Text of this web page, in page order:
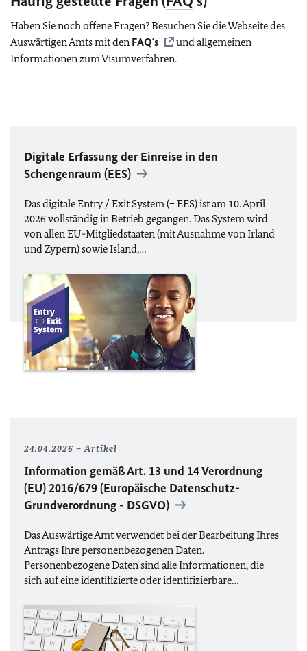
Haben Sie noch offene Fragen? Besuchen Sie die Webseite des
Auswärtigen Amts mit den FAQ´s
und allgemeinen
Informationen zum Visumverfahren.
Digitale Erfassung der Einreise in den
Schengenraum (EES)
Das digitale Entry / Exit System (=EES) ist am 10. April
2026 vollständig in Betrieb gegangen. Das System wird
von allenEU-Mitgliedstaaten (mit Ausnahme von Irland
und Zypern) sowie Island,…
24.04.2026 Artikel
Information gemäß Art. 13 und 14 Verordnung
(EU) 2016/679 (Europäische Datenschutz-
Grundverordnung - DSGVO)
Das Auswärtige Amt verwendet bei der Bearbeitung Ihres
Antrags Ihre personenbezogenen Daten.
Personenbezogene Daten sind alle Informationen, die
sich auf eine identifizierte oder identifizierbare…